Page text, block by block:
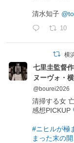
清水知子
10
横
七里圭監督
ヌーヴォ・
@bourei2026
清掃する女
感想PICKUP
#ニヒルが極
まった末の